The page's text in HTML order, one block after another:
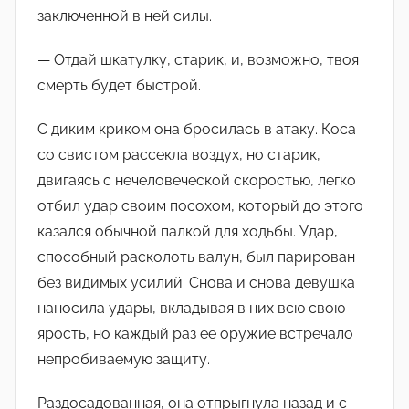
заключенной в ней силы.
— Отдай шкатулку, старик, и, возможно, твоя
смерть будет быстрой.
С диким криком она бросилась в атаку. Коса
со свистом рассекла воздух, но старик,
двигаясь с нечеловеческой скоростью, легко
отбил удар своим посохом, который до этого
казался обычной палкой для ходьбы. Удар,
способный расколоть валун, был парирован
без видимых усилий. Снова и снова девушка
наносила удары, вкладывая в них всю свою
ярость, но каждый раз ее оружие встречало
непробиваемую защиту.
Раздосадованная, она отпрыгнула назад и с